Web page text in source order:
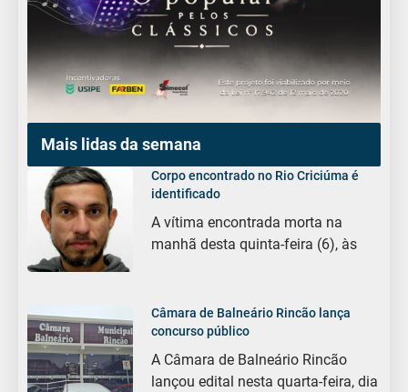
Mais lidas da semana
Corpo encontrado no Rio Criciúma é
identificado
A vítima encontrada morta na
manhã desta quinta-feira (6), às
Câmara de Balneário Rincão lança
concurso público
A Câmara de Balneário Rincão
lançou edital nesta quarta-feira, dia